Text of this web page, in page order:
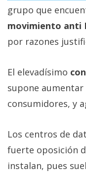
grupo que
movimiento anti
por razones
El elevadísimo
supone
consumidores, y
Los centros de
fuerte oposición
instalan, pues